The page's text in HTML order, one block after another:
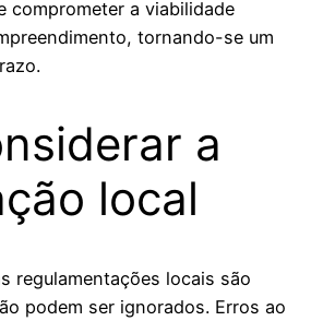
comprometer a viabilidade
tornando-se um
a
local
regulamentações locais são
podem ser ignorados. Erros ao